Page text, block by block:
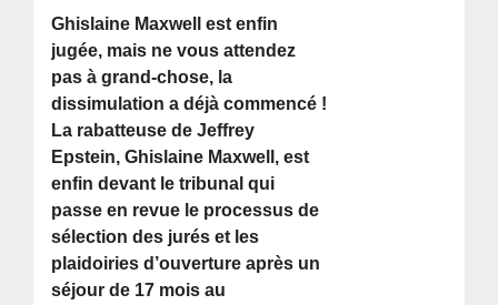
Ghislaine Maxwell est enfin
jugée, mais ne vous attendez
pas à grand-chose, la
dissimulation a déjà commencé !
La rabatteuse de Jeffrey
Epstein, Ghislaine Maxwell, est
enfin devant le tribunal qui
passe en revue le processus de
sélection des jurés et les
plaidoiries d’ouverture après un
séjour de 17 mois au